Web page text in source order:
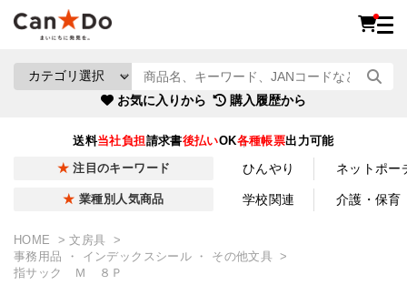
お気に入りから 購入履歴から
送料当社負担請求書後払いOK各種帳票出力可能
注目のキーワード ひんやり ネットポー
業種別人気商品 学校関連 介護・保育
HOME
文房具
事務用品 ・ インデックスシール ・ その他文具
指サック Ｍ ８Ｐ